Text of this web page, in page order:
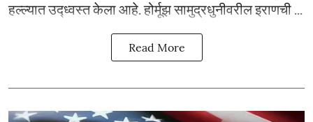
हल्ल्यात उद्ध्वस्त केला आहे. होर्मूझ सामुद्रधुनीवरील इराणची ...
Read More